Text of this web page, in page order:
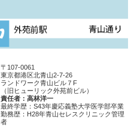
〒107-0061
東京都港区北青山2-7-26
ランドワーク青山ビル７F
（旧ヒューリック外苑前ビル）
責任者：高林洋一
最終学歴：S43年慶応義塾大学医学部卒業
勤務歴：H28年青山セレスクリニック管理
者